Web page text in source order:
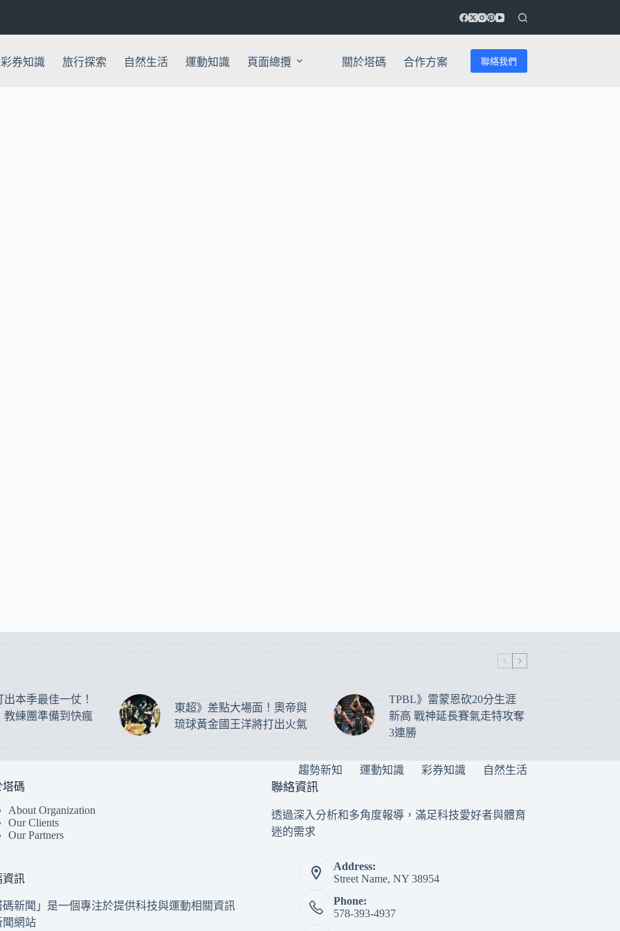
彩券知識 旅行探索 自然生活 運動知識 頁面總攬 關於塔碼 合作方案 聯絡我們
本季最佳一仗！
教練團準備到快瘋
東超》差點大場面！奧帝與
琉球黃金國王洋將打出火氣
TPBL》雷蒙恩砍20分生涯
新高 戰神延長賽氣走特攻奪
3連勝
趨勢新知 運動知識 彩券知識
自然生活
塔碼
About Organization
Our Clients
Our Partners
資訊
碼新聞」是一個專注於提供科技與運動相關資訊
聞網站
聯絡資訊
透過深入分析和多角度報導，滿足科技愛好者與體育
迷的需求
Address:
Street Name, NY 38954
Phone:
578-393-4937